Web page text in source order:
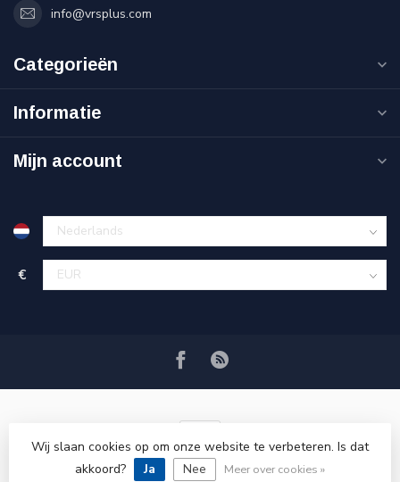
info@vrsplus.com
Categorieën
Informatie
Mijn account
€
© Copyright 2026 VRSPLUS
Wij slaan cookies op om onze website te verbeteren. Is dat
akkoord?
Ja Nee Meer over cookies »